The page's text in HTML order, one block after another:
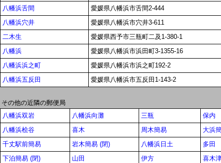
八幡浜舌間
愛媛県八幡浜市舌間2-444
八幡浜穴井
愛媛県八幡浜市穴井3-611
二木生
愛媛県西予市三瓶町二及1-380-1
八幡浜
愛媛県八幡浜市浜田町3-1355-16
八幡浜浜之町
愛媛県八幡浜市浜之町192-2
八幡浜五反田
愛媛県八幡浜市五反田1-143-2
その他の近隣の郵便局
八幡浜双岩
八幡浜向灘 三瓶
保内
八幡浜桧谷
喜木 周木簡易
大浜
千丈駅前簡易
岩木簡易 (閉) 八幡浜日土
多田
下泊簡易 (閉)
山田 伊方
喜木